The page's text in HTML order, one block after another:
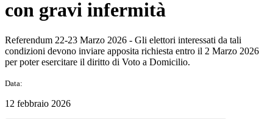
con gravi infermità
Referendum 22-23 Marzo 2026 - Gli elettori interessati da tali
condizioni devono inviare apposita richiesta entro il 2 Marzo 2026
per poter esercitare il diritto di Voto a Domicilio.
Data:
12 febbraio 2026